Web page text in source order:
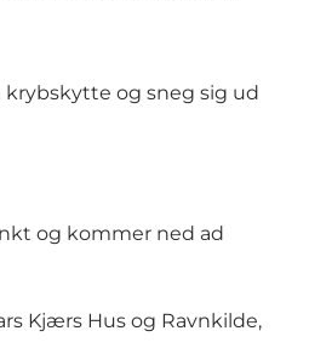
og sneg sig ud
og kommer ned ad
Kjærs Hus og Ravnkilde,